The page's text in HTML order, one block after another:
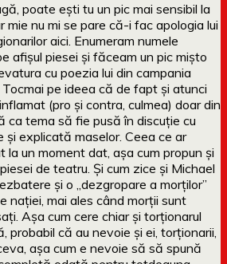
poate ești tu un pic mai sensibil la
mie nu mi se pare că-i fac apologia lui
aici. Enumeram numele
afișul piesei și făceam un pic mișto
cu poezia lui din campania
pe ideea că de fapt și atunci
(pro și contra, culmea) doar din
ca tema să fie pusă în discuție cu
și explicată maselor. Ceea ce ar
la un moment dat, așa cum propun și
de teatru. Și cum zice și Michael
și o „dezgropare a morților”
nației, mai ales când morții sunt
Așa cum cere chiar și torționarul
probabil că au nevoie și ei, torționarii,
așa cum e nevoie să să spună